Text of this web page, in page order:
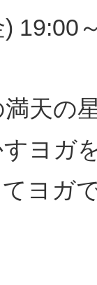
19:00
天の
ヨガ
ヨガ